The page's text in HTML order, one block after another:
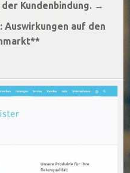
Kundenbindung. →
Auswirkungen auf den